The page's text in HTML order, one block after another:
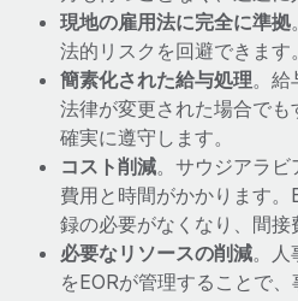
現地の雇用法に完全に準拠
法的リスクを回避できます。
簡素化された給与処理。給
法律が変更された場合で
確実に遵守します。
コスト削減。サウジアラ
費用と時間がかかります
録の必要がなくなり、間接
必要なリソースの削減。人
をEORが管理することで